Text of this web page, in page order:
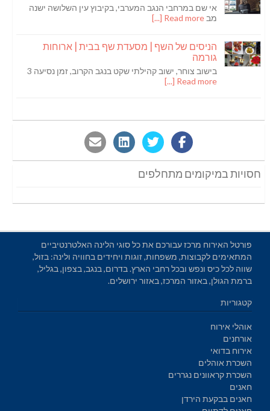
אי שם במרחבי הנגב המערבי, בקיבוץ עין השלושה ישנה
מב Read more [...]
הניסים של השף | מסעדת שף בבית | ארוחות
גורמה
בישוב צוחר, ישוב קהילתי שקט בנגב הקרוב, זמן נסיעה 3
Read more [...]
חסויות במיקומים מתחלפים
פורטל האירוח מרכז עבורכם את כל סוגי הלינה האלטרנטיביים
המתאימים לקבוצות, משפחות, זוגות ויחידים בחוויה ולינה: בזול,
שווה לכל כיס ונפש ובכל רחבי הארץ. בדרום, בנגב, בצפון, בגליל,
ברמת הגולן, באזור המרכז, באזור ירושלים.
קטגוריות
אוהלי אירוח
אורחנים
אירוח בדואי
השכרת אוהלים
השכרת קראוונים נגררים
חאנים
חאנים בבקעת הירדן